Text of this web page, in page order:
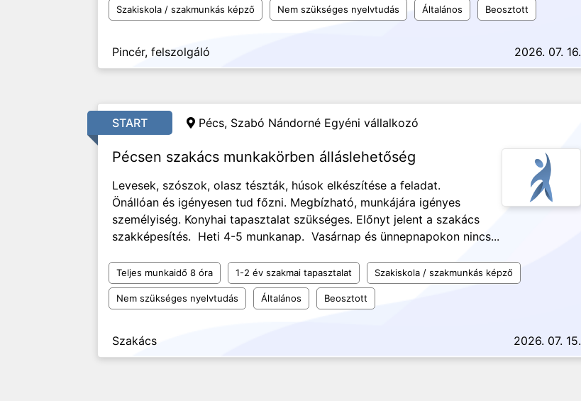
Szakiskola / szakmunkás képző Nem szükséges nyelvtudás Általános Beosztott
Pincér, felszolgáló 2026. 07. 16.
START Pécs, Szabó Nándorné Egyéni vállalkozó
Pécsen szakács munkakörben álláslehetőség
Levesek, szószok, olasz tészták, húsok elkészítése a feladat.
Önállóan és igényesen tud főzni. Megbízható, munkájára igényes
személyiség. Konyhai tapasztalat szükséges. Előnyt jelent a szakács
szakképesítés. Heti 4-5 munkanap. Vasárnap és ünnepnapokon nincs...
Teljes munkaidő 8 óra 1-2 év szakmai tapasztalat Szakiskola / szakmunkás képző
Nem szükséges nyelvtudás Általános Beosztott
Szakács 2026. 07. 15.